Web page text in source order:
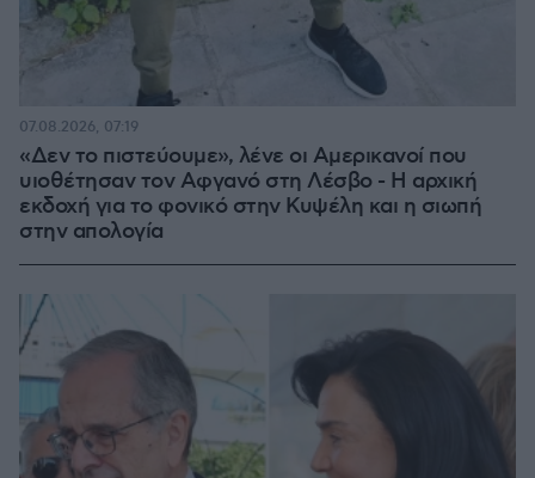
«Δεν το πιστεύουμε», λένε οι Αμερικανοί που
υιοθέτησαν τον Αφγανό στη Λέσβο - Η αρχική
εκδοχή για το φονικό στην Κυψέλη και η σιωπή
στην απολογία
07.08.2026, 07:19